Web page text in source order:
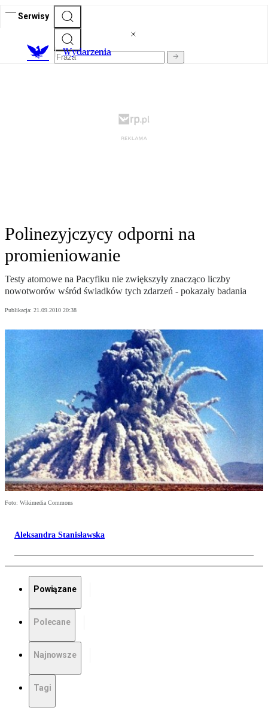
Serwisy
Wydarzenia
Polinezyjczycy odporni na
promieniowanie
Testy atomowe na Pacyfiku nie zwiększyły znacząco liczby
nowotworów wśród świadków tych zdarzeń - pokazały badania
Publikacja: 21.09.2010 20:38
Foto: Wikimedia Commons
Aleksandra Stanisławska
Powiązane
Polecane
Najnowsze
Tagi